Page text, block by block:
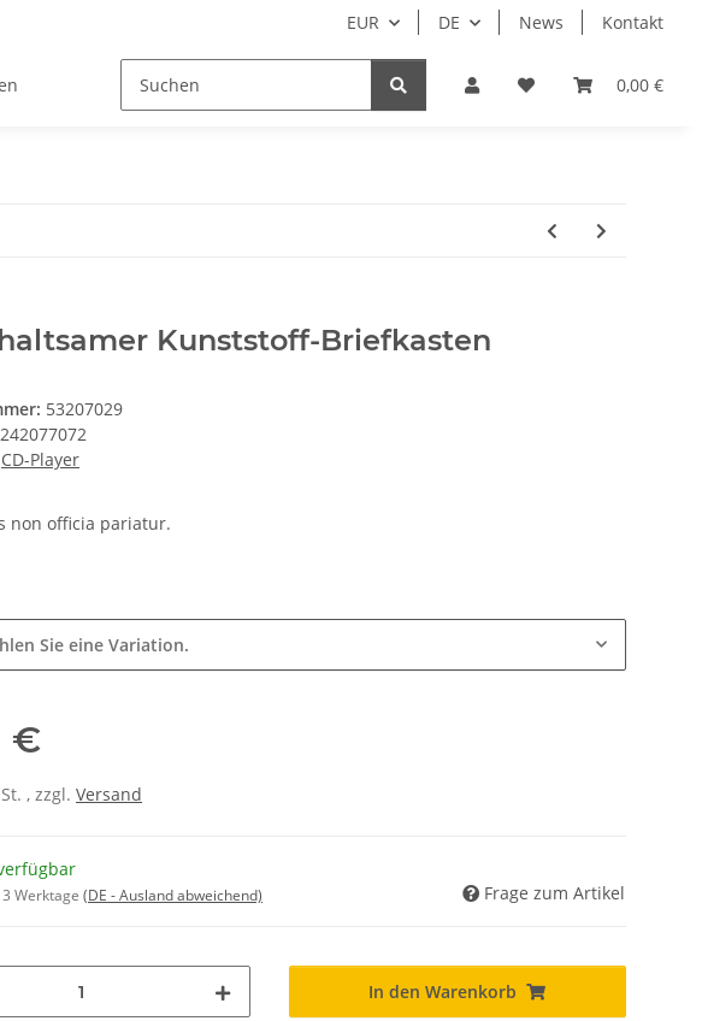
EUR DE News Kontakt
0,00 €
Kunststoff-Briefkasten
53207029
CD-Player
non officia pariatur.
Sie eine Variation.
€
, zzgl. Versand
Werktage (DE - Ausland abweichend) Frage zum Artikel
In den Warenkorb